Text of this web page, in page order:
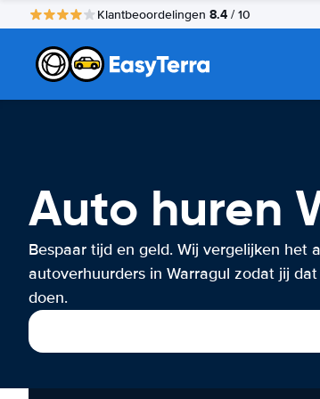
Klantbeoordelingen 8.4 / 10
Auto huren
Bespaar tijd en geld. Wij vergelijken het
autoverhuurders in Warragul zodat jij
doen.